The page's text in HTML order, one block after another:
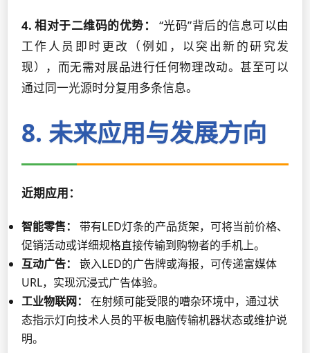
4. 相对于二维码的优势：
“光码”背后的信息可以由
工作人员即时更改（例如，以突出新的研究发
现），而无需对展品进行任何物理改动。甚至可以
通过同一光源时分复用多条信息。
8. 未来应用与发展方向
近期应用：
智能零售：
带有LED灯条的产品货架，可将当前价格、
促销活动或详细规格直接传输到购物者的手机上。
互动广告：
嵌入LED的广告牌或海报，可传递富媒体
URL，实现沉浸式广告体验。
工业物联网：
在射频可能受限的嘈杂环境中，通过状
态指示灯向技术人员的平板电脑传输机器状态或维护说
明。